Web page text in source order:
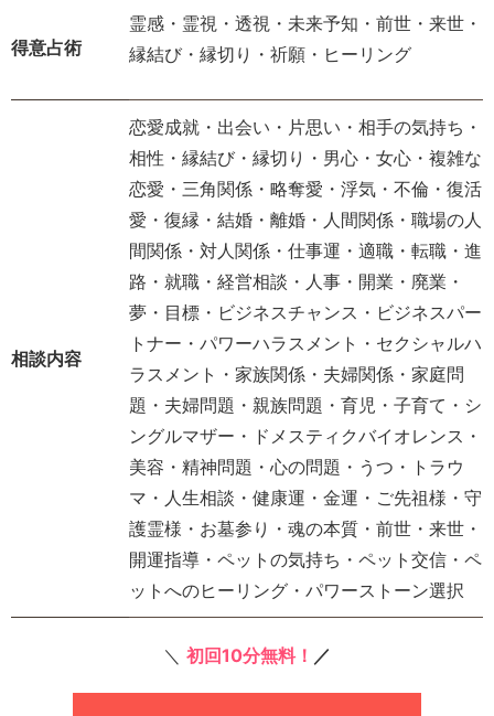
得意占術
霊感・霊視・透視・未来予知・前世・来世・
縁結び・縁切り・祈願・ヒーリング
相談内容
恋愛成就・出会い・片思い・相手の気持ち・
相性・縁結び・縁切り・男心・女心・複雑な
恋愛・三角関係・略奪愛・浮気・不倫・復活
愛・復縁・結婚・離婚・人間関係・職場の人
間関係・対人関係・仕事運・適職・転職・進
路・就職・経営相談・人事・開業・廃業・
夢・目標・ビジネスチャンス・ビジネスパー
トナー・パワーハラスメント・セクシャルハ
ラスメント・家族関係・夫婦関係・家庭問
題・夫婦問題・親族問題・育児・子育て・シ
ングルマザー・ドメスティクバイオレンス・
美容・精神問題・心の問題・うつ・トラウ
マ・人生相談・健康運・金運・ご先祖様・守
護霊様・お墓参り・魂の本質・前世・来世・
開運指導・ペットの気持ち・ペット交信・ペ
ットへのヒーリング・パワーストーン選択
＼ 初回10分無料！ ／